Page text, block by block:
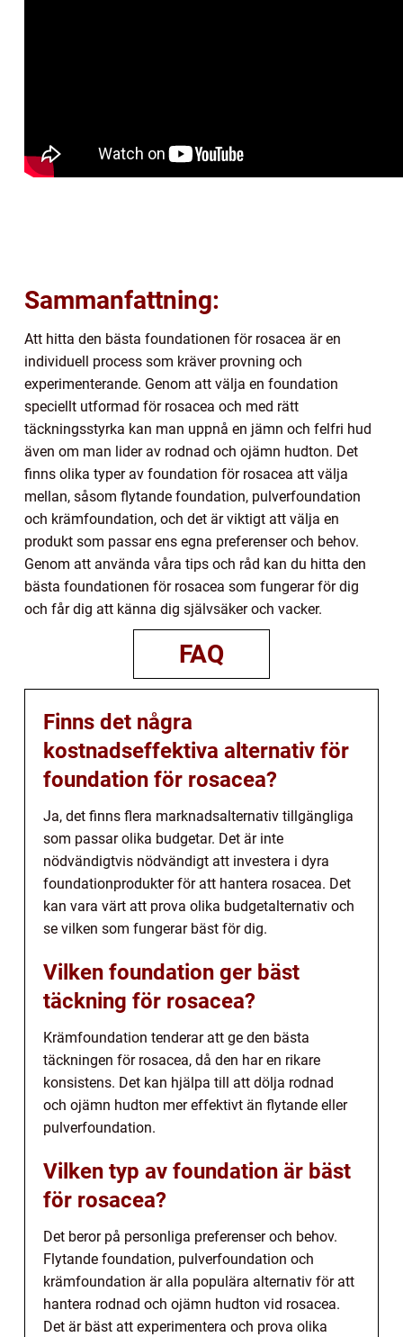
Sammanfattning:
Att hitta den bästa foundationen för rosacea är en
individuell process som kräver provning och
experimenterande. Genom att välja en foundation
speciellt utformad för rosacea och med rätt
täckningsstyrka kan man uppnå en jämn och felfri hud
även om man lider av rodnad och ojämn hudton. Det
finns olika typer av foundation för rosacea att välja
mellan, såsom flytande foundation, pulverfoundation
och krämfoundation, och det är viktigt att välja en
produkt som passar ens egna preferenser och behov.
Genom att använda våra tips och råd kan du hitta den
bästa foundationen för rosacea som fungerar för dig
och får dig att känna dig självsäker och vacker.
FAQ
Finns det några
kostnadseffektiva alternativ för
foundation för rosacea?
Ja, det finns flera marknadsalternativ tillgängliga
som passar olika budgetar. Det är inte
nödvändigtvis nödvändigt att investera i dyra
foundationprodukter för att hantera rosacea. Det
kan vara värt att prova olika budgetalternativ och
se vilken som fungerar bäst för dig.
Vilken foundation ger bäst
täckning för rosacea?
Krämfoundation tenderar att ge den bästa
täckningen för rosacea, då den har en rikare
konsistens. Det kan hjälpa till att dölja rodnad
och ojämn hudton mer effektivt än flytande eller
pulverfoundation.
Vilken typ av foundation är bäst
för rosacea?
Det beror på personliga preferenser och behov.
Flytande foundation, pulverfoundation och
krämfoundation är alla populära alternativ för att
hantera rodnad och ojämn hudton vid rosacea.
Det är bäst att experimentera och prova olika